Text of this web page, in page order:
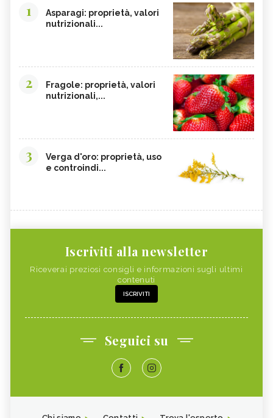
1
Asparagi: proprietà, valori
nutrizionali...
2
Fragole: proprietà, valori
nutrizionali,...
3
Verga d'oro: proprietà, uso
e controindi...
Iscriviti alla newsletter
Riceverai preziosi consigli e informazioni sugli ultimi
contenuti
ISCRIVITI
Seguici su